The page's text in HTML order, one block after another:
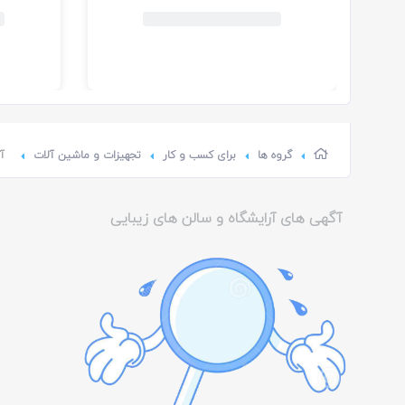
گروه ها برای کسب و کار تجهیزات و ماشین آلات
آگهی های آرایشگاه و سالن های زیبایی